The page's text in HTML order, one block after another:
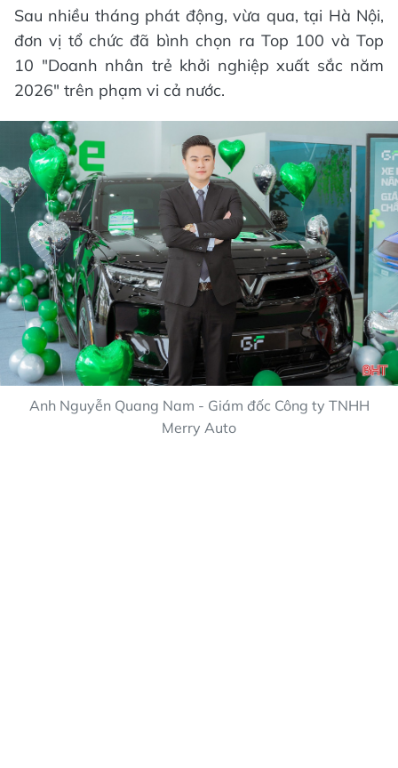
Sau nhiều tháng phát động, vừa qua, tại Hà Nội,
đơn vị tổ chức đã bình chọn ra Top 100 và Top
10 "Doanh nhân trẻ khởi nghiệp xuất sắc năm
2026" trên phạm vi cả nước.
Anh Nguyễn Quang Nam - Giám đốc Công ty TNHH
Merry Auto